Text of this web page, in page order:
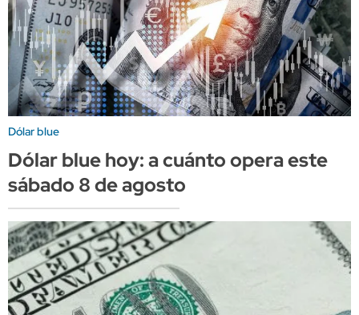
Dólar blue
Dólar blue hoy: a cuánto opera este
sábado 8 de agosto